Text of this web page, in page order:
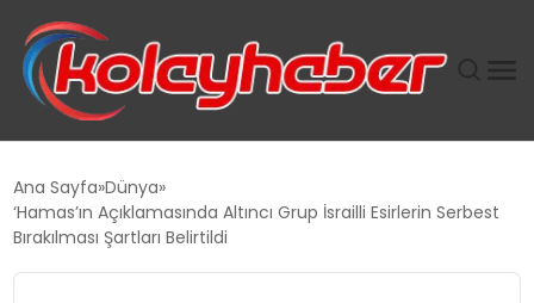
SUWEN’IN İSTIHDAM MODELI EKONOMIDE KADIN
Ana Sayfa Dünya
‘Hamas’ın Açıklamasında Altıncı Grup İsrailli Esirlerin Serbest
Bırakılması Şartları Belirtildi